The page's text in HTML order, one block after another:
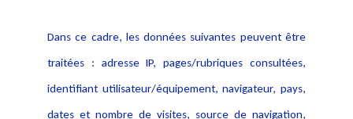
Dans ce cadre, les données suivantes peuvent être
traitées : adresse IP, pages/rubriques consultées,
identifiant utilisateur/équipement, navigateur, pays,
dates et nombre de visites, source de navigation,